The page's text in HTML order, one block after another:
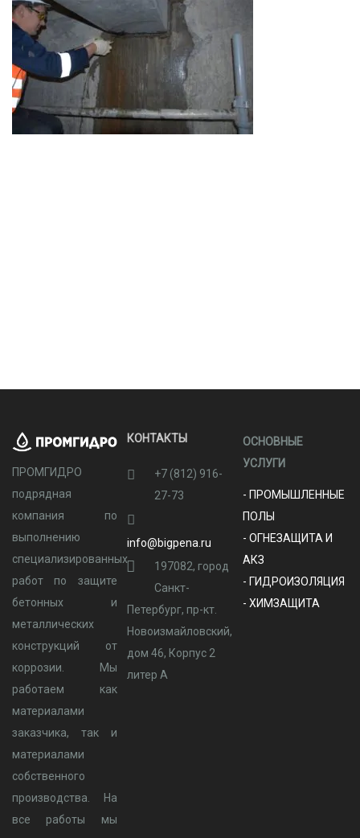
ПРОМГИДРО
подрядная
компания по
выполнению
специализированных
работ по защите
бетонных и
металлических
конструкций от
коррозии. Мы
работаем как
материалами
заказчика, так и
материалами
собственного
производства. На
все работы мы
КОНТАКТЫ
+7 (812) 916-
27-73
info@bigpena.ru
197082, город
Санкт-
Петербург, пр-кт.
Новоизмайловский,
дом 46, Корпус 2
литер А
ОСНОВНЫЕ
УСЛУГИ
- ПРОМЫШЛЕННЫЕ
ПОЛЫ
- ОГНЕЗАЩИТА И
АКЗ
- ГИДРОИЗОЛЯЦИЯ
- ХИМЗАЩИТА